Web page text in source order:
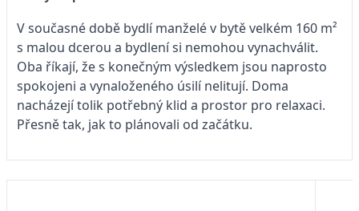
V současné době bydlí manželé v bytě velkém 160 m²
s malou dcerou a bydlení si nemohou vynachválit.
Oba říkají, že s konečným výsledkem jsou naprosto
spokojeni a vynaloženého úsilí nelitují. Doma
nacházejí tolik potřebný klid a prostor pro relaxaci.
Přesně tak, jak to plánovali od začátku.